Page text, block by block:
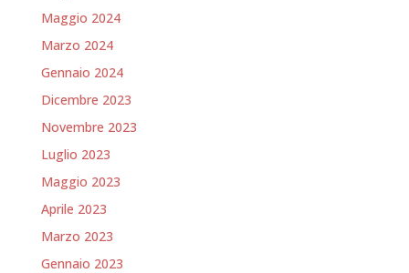
Maggio 2024
Marzo 2024
Gennaio 2024
Dicembre 2023
Novembre 2023
Luglio 2023
Maggio 2023
Aprile 2023
Marzo 2023
Gennaio 2023